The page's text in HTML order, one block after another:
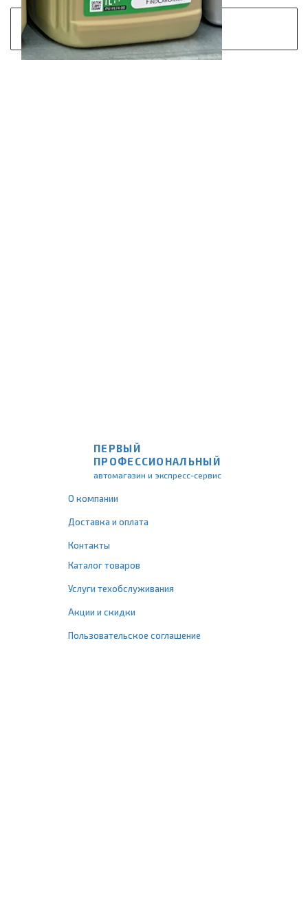
ПЕРВЫЙ
ПРОФЕССИОНАЛЬНЫЙ
автомагазин и экспресс-сервис
О компании
Доставка и оплата
Контакты
Каталог товаров
Услуги техобслуживания
Акции и скидки
Пользовательское соглашение